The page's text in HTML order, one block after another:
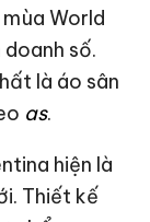
World
số.
là áo sân
as.
hiện là
Thiết kế